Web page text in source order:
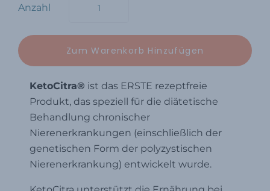
Anzahl
KetoCitra® ist das ERSTE rezeptfreie
Produkt, das speziell für die diätetische
Behandlung chronischer
Nierenerkrankungen (einschließlich der
genetischen Form der polyzystischen
Nierenerkrankung) entwickelt wurde.